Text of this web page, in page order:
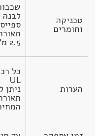
וחומרים
2.5 מ' הכולל מפסק
הערות